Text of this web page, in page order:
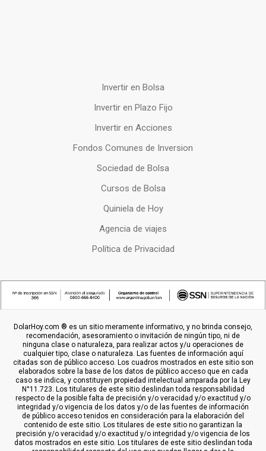
Invertir en Bolsa
Invertir en Plazo Fijo
Invertir en Acciones
Fondos Comunes de Inversion
Sociedad de Bolsa
Cursos de Bolsa
Quiniela de Hoy
Agencia de viajes
Política de Privacidad
DolarHoy.com ® es un sitio meramente informativo, y no brinda consejo,
recomendación, asesoramiento o invitación de ningún tipo, ni de
ninguna clase o naturaleza, para realizar actos y/u operaciones de
cualquier tipo, clase o naturaleza. Las fuentes de información aquí
citadas son de público acceso. Los cuadros mostrados en este sitio son
elaborados sobre la base de los datos de público acceso que en cada
caso se indica, y constituyen propiedad intelectual amparada por la Ley
N°11.723. Los titulares de este sitio deslindan toda responsabilidad
respecto de la posible falta de precisión y/o veracidad y/o exactitud y/o
integridad y/o vigencia de los datos y/o de las fuentes de información
de público acceso tenidos en consideración para la elaboración del
contenido de este sitio. Los titulares de este sitio no garantizan la
precisión y/o veracidad y/o exactitud y/o integridad y/o vigencia de los
datos mostrados en este sitio. Los titulares de este sitio deslindan toda